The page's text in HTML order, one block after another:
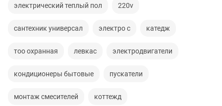
электрический теплый пол 220v
сантехник универсал электро с катедж
тоо охранная левкас электродвигатели
кондиционеры бытовые пускатели
монтаж смесителей коттежд